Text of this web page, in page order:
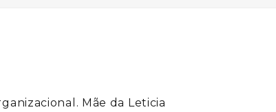
Mãe da Leticia